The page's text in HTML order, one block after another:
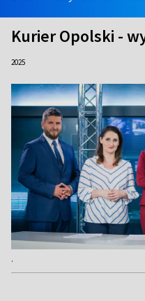
Kurier Opolski -
2025
.